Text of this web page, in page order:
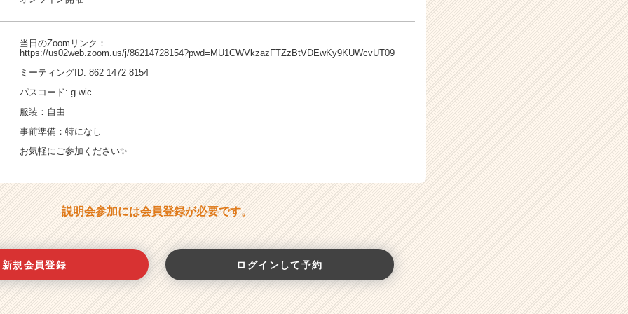
当日のZoomリンク：
https://us02web.zoom.us/j/86214728154?pwd=MU1CWVkzazFTZzBtVDEwKy9KUWcvUT09
ミーティングID: 862 1472 8154
パスコード: g-wic
服装：自由
事前準備：特になし
お気軽にご参加ください✨
説明会参加には会員登録が必要です。
新規会員登録 ログインして予約